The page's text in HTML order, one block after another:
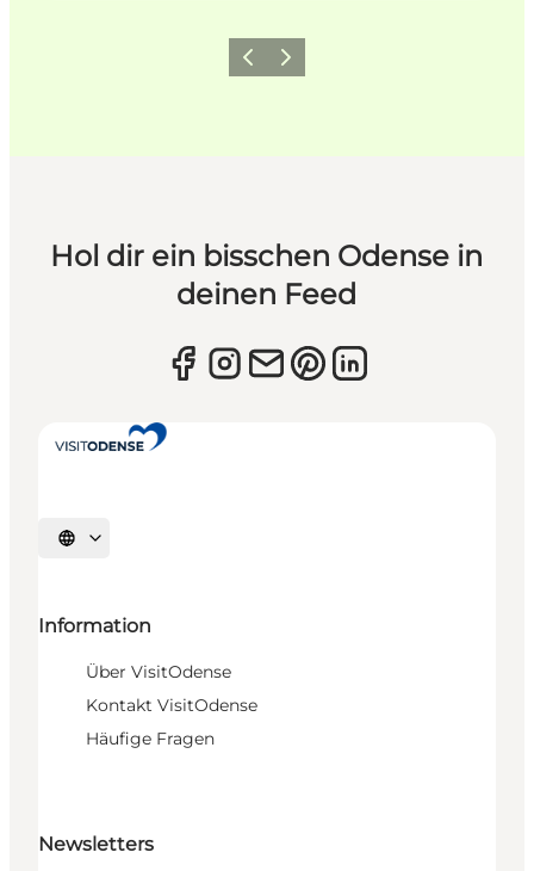
ZurückWeiter
Hol dir ein bisschen Odense in
deinen Feed
Sprache auswählen
Information
Über VisitOdense
Kontakt VisitOdense
Häufige Fragen
Newsletters